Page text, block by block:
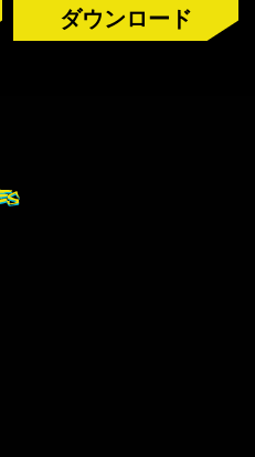
ダウンロード